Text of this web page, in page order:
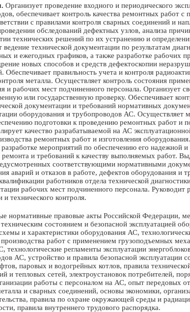
Организует проведение входного и периодического
обеспечивает контроль качества ремонтных работ с
с правилами контроля сварных соединений и
обследований дефектных узлов, анализа
технических решений по их устранению и
ведение технической документации по результатам
и ежегодных графиков, а также разработке рабочих
новых способов и средств дефектоскопии
Обеспечивает правильность учета и контроля
металла. Осуществляет контроль состояния
и рабочих мест подчиненного персонала. Организует
или государственную проверку. Обеспечивает
документации и требований нормативных
оборудования и трубопроводов АС. Осуществляет
подготовки к проведению ремонтных работ и
качество разрабатываемой на АС
ремонтных работ и изготовления
мероприятий по обеспечению его надежной
ремонта и требований к качеству выполняемых работ.
соответствующими нормативными
аварий и отказов в работе, дефектов оборудования и
работников отдела технической
рабочих мест подчиненного персонала. Руководит
и технического контроля.
нормативные правовые акты Российской Федерации,
состоянием и безопасной эксплуатацией
и характеристики оборудования АС,
работ с применением грузоподъемных
технологические регламенты эксплуатации
АС, устройство и правила безопасной эксплуатации
паровых и водогрейных котлов, правила
и тепловых сетей, электроустановок потребителей,
работы с персоналом на АС, опыт передовых
и сварных соединений, основы экономики,
правила по охране окружающей среды и
правила внутреннего трудового распорядка.